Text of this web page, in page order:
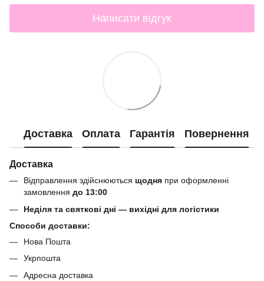
Написати відгук
Доставка Оплата Гарантія Повернення
Доставка
Відправлення здійснюються щодня при оформленні
замовлення до 13:00
Неділя та святкові дні — вихідні для логістики
Способи доставки:
Нова Пошта
Укрпошта
Адресна доставка